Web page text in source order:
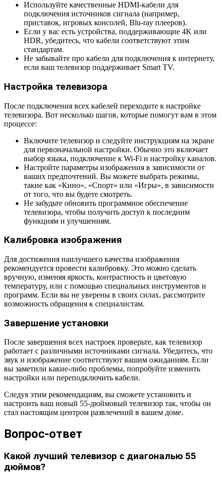
Используйте качественные HDMI-кабели для
подключения источников сигнала (например,
приставок, игровых консолей, Blu-ray плееров).
Если у вас есть устройства, поддерживающие 4K или
HDR, убедитесь, что кабели соответствуют этим
стандартам.
Не забывайте про кабели для подключения к интернету,
если ваш телевизор поддерживает Smart TV.
Настройка телевизора
После подключения всех кабелей переходите к настройке
телевизора. Вот несколько шагов, которые помогут вам в этом
процессе:
Включите телевизор и следуйте инструкциям на экране
для первоначальной настройки. Обычно это включает
выбор языка, подключение к Wi-Fi и настройку каналов.
Настройте параметры изображения в зависимости от
ваших предпочтений. Вы можете выбрать режимы,
такие как «Кино», «Спорт» или «Игры», в зависимости
от того, что вы будете смотреть.
Не забудьте обновить программное обеспечение
телевизора, чтобы получить доступ к последним
функциям и улучшениям.
Калибровка изображения
Для достижения наилучшего качества изображения
рекомендуется провести калибровку. Это можно сделать
вручную, изменяя яркость, контрастность и цветовую
температуру, или с помощью специальных инструментов и
программ. Если вы не уверены в своих силах, рассмотрите
возможность обращения к специалистам.
Завершение установки
После завершения всех настроек проверьте, как телевизор
работает с различными источниками сигнала. Убедитесь, что
звук и изображение соответствуют вашим ожиданиям. Если
вы заметили какие-либо проблемы, попробуйте изменить
настройки или переподключить кабели.
Следуя этим рекомендациям, вы сможете установить и
настроить ваш новый 55-дюймовый телевизор так, чтобы он
стал настоящим центром развлечений в вашем доме.
Вопрос-ответ
Какой лучший телевизор с диагональю 55
дюймов?